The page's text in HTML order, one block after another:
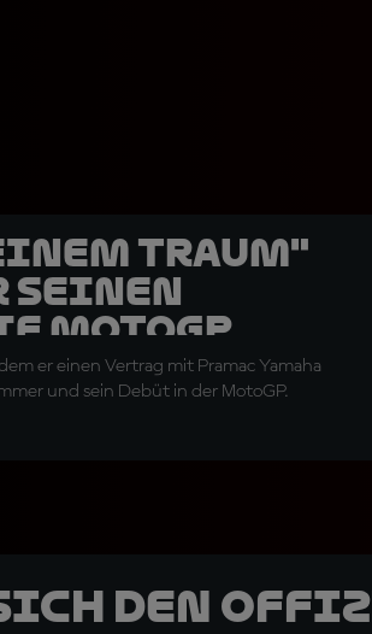
Traum"
seinen
MotoGP
er einen Vertrag mit Pramac Yamaha
und sein Debüt in der MotoGP.
den